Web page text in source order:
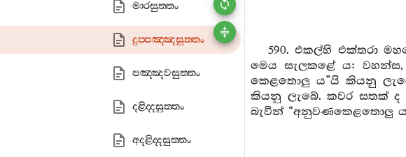
මාරසුත‍්තං
දුප‍්පඤ‍්ඤසුත‍්තං
පඤ‍්ඤවසුත‍්තං
දළිද‍්දසුත‍්තං
අදළිද‍්දසුත‍්තං
590. එකල්හි එක්තරා
මෙය සැලකළේ ය:
කෙළතොලු ය”යි කියනු
කියනු ලැබේ. කවර සතක්
බැවින් “අනුවණකෙළතොලු